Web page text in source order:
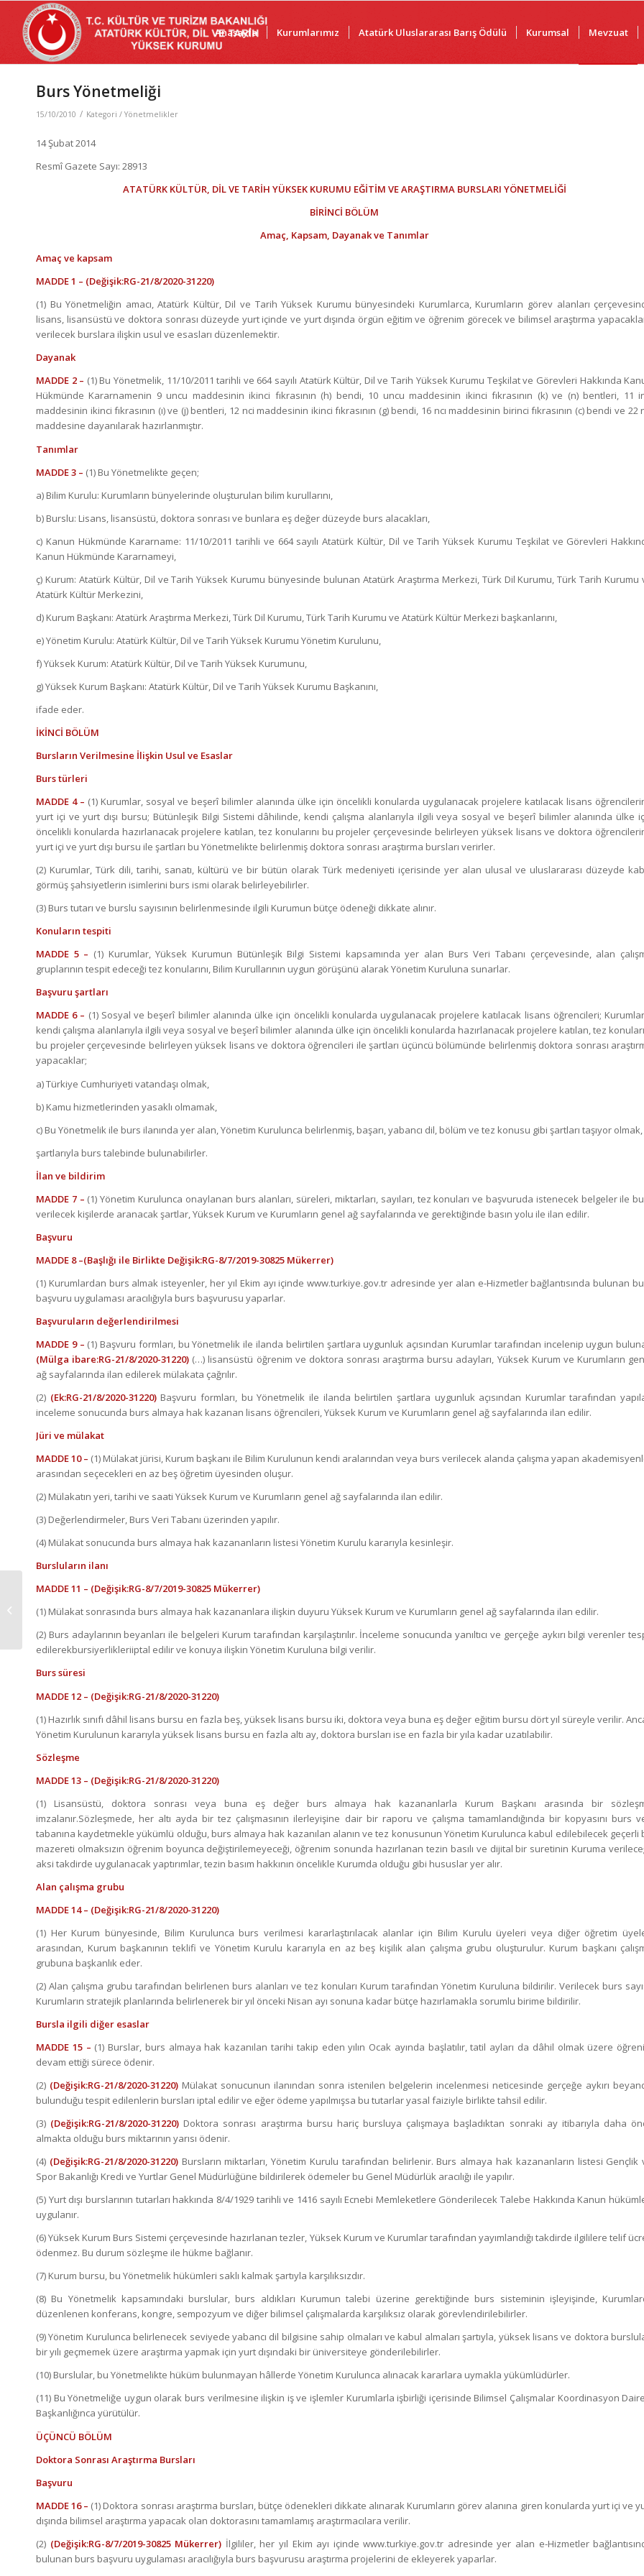
Anasayfa Kurumlarımız Atatürk Uluslararası Barış Ödülü Kurumsal Mevzuat
Burs Yönetmeliği
15/10/2010 / Kategori / Yönetmelikler
14 Şubat 2014
Resmî Gazete Sayı: 28913
ATATÜRK KÜLTÜR, DİL VE TARİH YÜKSEK KURUMU EĞİTİM VE ARAŞTIRMA BURSLARI YÖNETMELİĞİ
BİRİNCİ BÖLÜM
Amaç, Kapsam, Dayanak ve Tanımlar
Amaç ve kapsam
MADDE 1 – (Değişik:RG-21/8/2020-31220)
(1) Bu Yönetmeliğin amacı, Atatürk Kültür, Dil ve Tarih Yüksek Kurumu bünyesindeki Kurumlarca, Kurumların görev alanları
lisans, lisansüstü ve doktora sonrası düzeyde yurt içinde ve yurt dışında örgün eğitim ve öğrenim görecek ve bilimsel araştırma
verilecek burslara ilişkin usul ve esasları düzenlemektir.
Dayanak
MADDE 2 – (1) Bu Yönetmelik, 11/10/2011 tarihli ve 664 sayılı Atatürk Kültür, Dil ve Tarih Yüksek Kurumu Teşkilat ve Görevleri Hakkında
Hükmünde Kararnamenin 9 uncu maddesinin ikinci fıkrasının (h) bendi, 10 uncu maddesinin ikinci fıkrasının (k) ve (n) bentleri, 11
maddesinin ikinci fıkrasının (ı) ve (j) bentleri, 12 nci maddesinin ikinci fıkrasının (g) bendi, 16 ncı maddesinin birinci fıkrasının (c) bendi ve 22
maddesine dayanılarak hazırlanmıştır.
Tanımlar
MADDE 3 – (1) Bu Yönetmelikte geçen;
a) Bilim Kurulu: Kurumların bünyelerinde oluşturulan bilim kurullarını,
b) Burslu: Lisans, lisansüstü, doktora sonrası ve bunlara eş değer düzeyde burs alacakları,
c) Kanun Hükmünde Kararname: 11/10/2011 tarihli ve 664 sayılı Atatürk Kültür, Dil ve Tarih Yüksek Kurumu Teşkilat ve Görevleri
Kanun Hükmünde Kararnameyi,
ç) Kurum: Atatürk Kültür, Dil ve Tarih Yüksek Kurumu bünyesinde bulunan Atatürk Araştırma Merkezi, Türk Dil Kurumu, Türk Tarih Kurumu
Atatürk Kültür Merkezini,
d) Kurum Başkanı: Atatürk Araştırma Merkezi, Türk Dil Kurumu, Türk Tarih Kurumu ve Atatürk Kültür Merkezi başkanlarını,
e) Yönetim Kurulu: Atatürk Kültür, Dil ve Tarih Yüksek Kurumu Yönetim Kurulunu,
f) Yüksek Kurum: Atatürk Kültür, Dil ve Tarih Yüksek Kurumunu,
g) Yüksek Kurum Başkanı: Atatürk Kültür, Dil ve Tarih Yüksek Kurumu Başkanını,
ifade eder.
İKİNCİ BÖLÜM
Bursların Verilmesine İlişkin Usul ve Esaslar
Burs türleri
MADDE 4 – (1) Kurumlar, sosyal ve beşerî bilimler alanında ülke için öncelikli konularda uygulanacak projelere katılacak lisans
yurt içi ve yurt dışı bursu; Bütünleşik Bilgi Sistemi dâhilinde, kendi çalışma alanlarıyla ilgili veya sosyal ve beşerî bilimler alanında ülke
öncelikli konularda hazırlanacak projelere katılan, tez konularını bu projeler çerçevesinde belirleyen yüksek lisans ve doktora
yurt içi ve yurt dışı bursu ile şartları bu Yönetmelikte belirlenmiş doktora sonrası araştırma bursları verirler.
(2) Kurumlar, Türk dili, tarihi, sanatı, kültürü ve bir bütün olarak Türk medeniyeti içerisinde yer alan ulusal ve uluslararası düzeyde
görmüş şahsiyetlerin isimlerini burs ismi olarak belirleyebilirler.
(3) Burs tutarı ve burslu sayısının belirlenmesinde ilgili Kurumun bütçe ödeneği dikkate alınır.
Konuların tespiti
MADDE 5 – (1) Kurumlar, Yüksek Kurumun Bütünleşik Bilgi Sistemi kapsamında yer alan Burs Veri Tabanı çerçevesinde, alan
gruplarının tespit edeceği tez konularını, Bilim Kurullarının uygun görüşünü alarak Yönetim Kuruluna sunarlar.
Başvuru şartları
MADDE 6 – (1) Sosyal ve beşerî bilimler alanında ülke için öncelikli konularda uygulanacak projelere katılacak lisans öğrencileri;
kendi çalışma alanlarıyla ilgili veya sosyal ve beşerî bilimler alanında ülke için öncelikli konularda hazırlanacak projelere katılan, tez
bu projeler çerçevesinde belirleyen yüksek lisans ve doktora öğrencileri ile şartları üçüncü bölümünde belirlenmiş doktora sonrası
yapacaklar;
a) Türkiye Cumhuriyeti vatandaşı olmak,
b) Kamu hizmetlerinden yasaklı olmamak,
c) Bu Yönetmelik ile burs ilanında yer alan, Yönetim Kurulunca belirlenmiş, başarı, yabancı dil, bölüm ve tez konusu gibi şartları taşıyor olmak,
şartlarıyla burs talebinde bulunabilirler.
İlan ve bildirim
MADDE 7 – (1) Yönetim Kurulunca onaylanan burs alanları, süreleri, miktarları, sayıları, tez konuları ve başvuruda istenecek belgeler ile
verilecek kişilerde aranacak şartlar, Yüksek Kurum ve Kurumların genel ağ sayfalarında ve gerektiğinde basın yolu ile ilan edilir.
Başvuru
MADDE 8 –(Başlığı ile Birlikte Değişik:RG-8/7/2019-30825 Mükerrer)
(1) Kurumlardan burs almak isteyenler, her yıl Ekim ayı içinde www.turkiye.gov.tr adresinde yer alan e-Hizmetler bağlantısında bulunan
başvuru uygulaması aracılığıyla burs başvurusu yaparlar.
Başvuruların değerlendirilmesi
MADDE 9 – (1) Başvuru formları, bu Yönetmelik ile ilanda belirtilen şartlara uygunluk açısından Kurumlar tarafından incelenip uygun
(Mülga ibare:RG-21/8/2020-31220) (…) lisansüstü öğrenim ve doktora sonrası araştırma bursu adayları, Yüksek Kurum ve Kurumların
ağ sayfalarında ilan edilerek mülakata çağrılır.
(2) (Ek:RG-21/8/2020-31220)Başvuru formları, bu Yönetmelik ile ilanda belirtilen şartlara uygunluk açısından Kurumlar tarafından
inceleme sonucunda burs almaya hak kazanan lisans öğrencileri, Yüksek Kurum ve Kurumların genel ağ sayfalarında ilan edilir.
Jüri ve mülakat
MADDE 10 – (1) Mülakat jürisi, Kurum başkanı ile Bilim Kurulunun kendi aralarından veya burs verilecek alanda çalışma yapan
arasından seçecekleri en az beş öğretim üyesinden oluşur.
(2) Mülakatın yeri, tarihi ve saati Yüksek Kurum ve Kurumların genel ağ sayfalarında ilan edilir.
(3) Değerlendirmeler, Burs Veri Tabanı üzerinden yapılır.
(4) Mülakat sonucunda burs almaya hak kazananların listesi Yönetim Kurulu kararıyla kesinleşir.
Bursluların ilanı
MADDE 11 – (Değişik:RG-8/7/2019-30825 Mükerrer)
(1) Mülakat sonrasında burs almaya hak kazananlara ilişkin duyuru Yüksek Kurum ve Kurumların genel ağ sayfalarında ilan edilir.
(2) Burs adaylarının beyanları ile belgeleri Kurum tarafından karşılaştırılır. İnceleme sonucunda yanıltıcı ve gerçeğe aykırı bilgi verenler
edilerekbursiyerlikleriiptal edilir ve konuya ilişkin Yönetim Kuruluna bilgi verilir.
Burs süresi
MADDE 12 – (Değişik:RG-21/8/2020-31220)
(1) Hazırlık sınıfı dâhil lisans bursu en fazla beş, yüksek lisans bursu iki, doktora veya buna eş değer eğitim bursu dört yıl süreyle verilir.
Yönetim Kurulunun kararıyla yüksek lisans bursu en fazla altı ay, doktora bursları ise en fazla bir yıla kadar uzatılabilir.
Sözleşme
MADDE 13 – (Değişik:RG-21/8/2020-31220)
(1) Lisansüstü, doktora sonrası veya buna eş değer burs almaya hak kazananlarla Kurum Başkanı arasında bir
imzalanır.Sözleşmede, her altı ayda bir tez çalışmasının ilerleyişine dair bir raporu ve çalışma tamamlandığında bir kopyasını burs
tabanına kaydetmekle yükümlü olduğu, burs almaya hak kazanılan alanın ve tez konusunun Yönetim Kurulunca kabul edilebilecek geçerli
mazereti olmaksızın öğrenim boyunca değiştirilemeyeceği, öğrenim sonunda hazırlanan tezin basılı ve dijital bir suretinin Kuruma
aksi takdirde uygulanacak yaptırımlar, tezin basım hakkının öncelikle Kurumda olduğu gibi hususlar yer alır.
Alan çalışma grubu
MADDE 14 – (Değişik:RG-21/8/2020-31220)
(1) Her Kurum bünyesinde, Bilim Kurulunca burs verilmesi kararlaştırılacak alanlar için Bilim Kurulu üyeleri veya diğer öğretim
arasından, Kurum başkanının teklifi ve Yönetim Kurulu kararıyla en az beş kişilik alan çalışma grubu oluşturulur. Kurum başkanı
grubuna başkanlık eder.
(2) Alan çalışma grubu tarafından belirlenen burs alanları ve tez konuları Kurum tarafından Yönetim Kuruluna bildirilir. Verilecek burs
Kurumların stratejik planlarında belirlenerek bir yıl önceki Nisan ayı sonuna kadar bütçe hazırlamakla sorumlu birime bildirilir.
Bursla ilgili diğer esaslar
MADDE 15 – (1) Burslar, burs almaya hak kazanılan tarihi takip eden yılın Ocak ayında başlatılır, tatil ayları da dâhil olmak üzere
devam ettiği sürece ödenir.
(2) (Değişik:RG-21/8/2020-31220) Mülakat sonucunun ilanından sonra istenilen belgelerin incelenmesi neticesinde gerçeğe aykırı
bulunduğu tespit edilenlerin bursları iptal edilir ve eğer ödeme yapılmışsa bu tutarlar yasal faiziyle birlikte tahsil edilir.
(3) (Değişik:RG-21/8/2020-31220) Doktora sonrası araştırma bursu hariç bursluya çalışmaya başladıktan sonraki ay itibarıyla daha
almakta olduğu burs miktarının yarısı ödenir.
(4) (Değişik:RG-21/8/2020-31220)Bursların miktarları, Yönetim Kurulu tarafından belirlenir. Burs almaya hak kazananların listesi Gençlik
Spor Bakanlığı Kredi ve Yurtlar Genel Müdürlüğüne bildirilerek ödemeler bu Genel Müdürlük aracılığı ile yapılır.
(5) Yurt dışı burslarının tutarları hakkında 8/4/1929 tarihli ve 1416 sayılı Ecnebi Memleketlere Gönderilecek Talebe Hakkında Kanun
uygulanır.
(6) Yüksek Kurum Burs Sistemi çerçevesinde hazırlanan tezler, Yüksek Kurum ve Kurumlar tarafından yayımlandığı takdirde ilgililere telif
ödenmez. Bu durum sözleşme ile hükme bağlanır.
(7) Kurum bursu, bu Yönetmelik hükümleri saklı kalmak şartıyla karşılıksızdır.
(8) Bu Yönetmelik kapsamındaki burslular, burs aldıkları Kurumun talebi üzerine gerektiğinde burs sisteminin işleyişinde,
düzenlenen konferans, kongre, sempozyum ve diğer bilimsel çalışmalarda karşılıksız olarak görevlendirilebilirler.
(9) Yönetim Kurulunca belirlenecek seviyede yabancı dil bilgisine sahip olmaları ve kabul almaları şartıyla, yüksek lisans ve doktora
bir yılı geçmemek üzere araştırma yapmak için yurt dışındaki bir üniversiteye gönderilebilirler.
(10) Burslular, bu Yönetmelikte hüküm bulunmayan hâllerde Yönetim Kurulunca alınacak kararlara uymakla yükümlüdürler.
(11) Bu Yönetmeliğe uygun olarak burs verilmesine ilişkin iş ve işlemler Kurumlarla işbirliği içerisinde Bilimsel Çalışmalar Koordinasyon
Başkanlığınca yürütülür.
ÜÇÜNCÜ BÖLÜM
Doktora Sonrası Araştırma Bursları
Başvuru
MADDE 16 – (1) Doktora sonrası araştırma bursları, bütçe ödenekleri dikkate alınarak Kurumların görev alanına giren konularda yurt içi ve
dışında bilimsel araştırma yapacak olan doktorasını tamamlamış araştırmacılara verilir.
(2) (Değişik:RG-8/7/2019-30825 Mükerrer) İlgililer, her yıl Ekim ayı içinde www.turkiye.gov.tr adresinde yer alan e-Hizmetler
bulunan burs başvuru uygulaması aracılığıyla burs başvurusu araştırma projelerini de ekleyerek yaparlar.
Kuruluşuna Dâhil Kurumlarda
Sözleşmeli Uzman Çalıştırılması